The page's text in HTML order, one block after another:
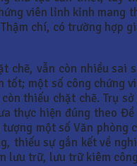
viên lỉnh kỉnh mang
chí, có trường
chẽ, vẫn còn nhiều
một số công chứng
thiếu chặt chẽ. Trụ
thực hiện đúng theo
một số Văn
sự gắn kết về
lưu trữ, lưu trữ kiêm